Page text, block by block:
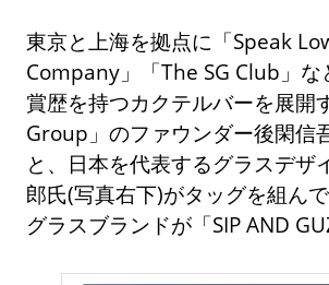
東京と上海を拠点に「Speak
Company」「The SG Club」な
賞歴を持つカクテルバーを展開
Group」のファウンダー後閑信
と、日本を代表するグラスデザ
郎氏(写真右下)がタッグを組ん
グラスブランドが「SIP AND